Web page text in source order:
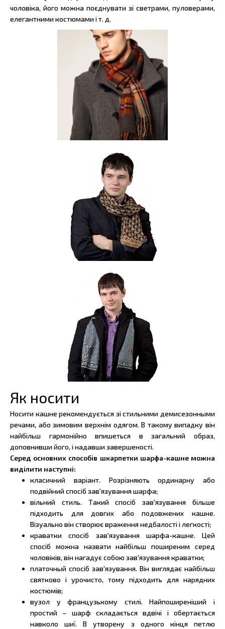
чоловіка, його можна поєднувати зі светрами, пуловерами,
елегантними костюмами і т. д.
Як носити
Носити кашне рекомендується зі стильними демисезонными
речами, або зимовим верхнім одягом. В такому випадку він
найбільш гармонійно впишеться в загальний образ,
доповнивши його, і надавши завершеності.
Серед основних способів шкарпетки шарфа-кашне можна
виділити наступні:
класичний варіант. Розрізняють ординарну або
подвійний спосіб зав'язування шарфа;
вільний стиль. Такий спосіб зав'язування більше
підходить для довгих або подовжених кашне.
Візуально він створює враження недбалості і легкості;
краватки спосіб зав'язування шарфа-кашне. Цей
спосіб можна назвати найбільш поширеним серед
чоловіків, він нагадує собою зав'язування краватки;
платочный спосіб зав'язування. Він виглядає найбільш
святково і урочисто, тому підходить для нарядних
костюмів;
вузол у французькому стилі. Найпоширеніший і
простий – шарф складається вдвічі і обертається
навколо шиї. В утворену з одного кінця петлю